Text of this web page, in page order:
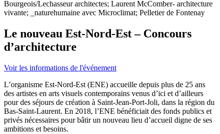
Bourgeois/Lechasseur architectes; Laurent McComber- architecture
vivante; _naturehumaine avec Microclimat; Pelletier de Fontenay
Le nouveau Est-Nord-Est – Concours
d’architecture
Voir les informations de l'événement
L’organisme Est-Nord-Est (ENE) accueille depuis plus de 25 ans
des artistes en arts visuels contemporains venus d’ici et d’ailleurs
pour des séjours de création à Saint-Jean-Port-Joli, dans la région du
Bas-Saint-Laurent. En 2018, l’ENE bénéficiait des fonds publics et
privés nécessaires pour bâtir un nouveau lieu d’accueil digne de ses
ambitions et besoins.